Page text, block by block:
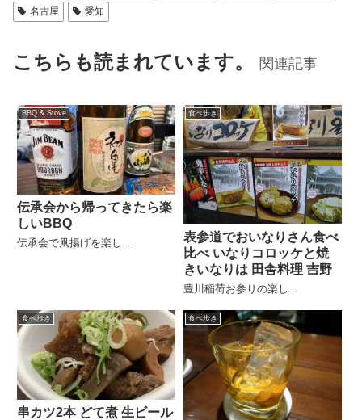
名古屋
愛知
こちらも読まれています。 関連記事
BBQ & Stove
伝承会から帰ってきたら楽
しいBBQ
伝承会で凧揚げを楽し...
食べ歩き
表参道でおいなりさん食べ
比べ いなりコロッケと焼
きいなりは 田舎料理 吉野
豊川稲荷お参りの楽し...
食べ歩き
串カツ2本 どて煮 生ビール
食べ歩き